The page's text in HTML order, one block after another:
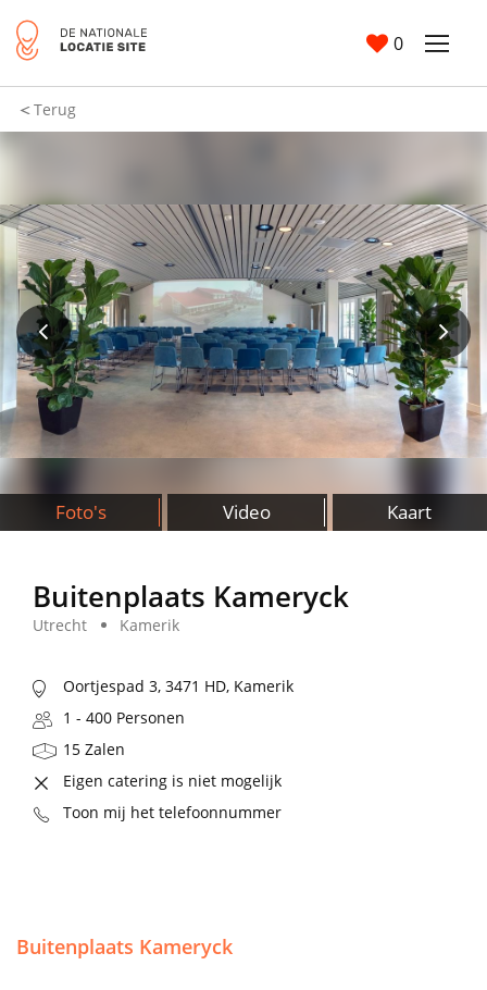
0
Terug
Foto's Video Kaart
Buitenplaats Kameryck
Utrecht Kamerik
Oortjespad 3, 3471 HD, Kamerik
1 - 400 Personen
15 Zalen
Eigen catering is niet mogelijk
Toon mij het telefoonnummer
Buitenplaats Kameryck